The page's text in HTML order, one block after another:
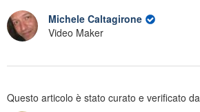
Michele Caltagirone
Video Maker
Questo articolo è stato curato e verificato da